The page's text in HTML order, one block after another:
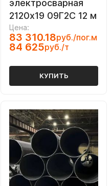
электросварная
2120х19 09Г2С 12 м
Цена:
83 310.18руб./пог.м
84 625руб./т
КУПИТЬ